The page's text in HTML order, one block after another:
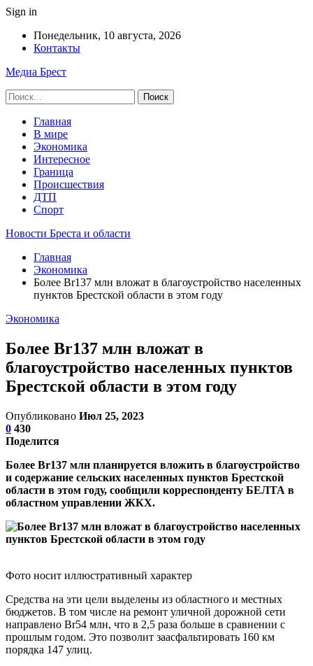
Sign in
Понедельник, 10 августа, 2026
Контакты
Медиа Брест
Главная
В мире
Экономика
Интересное
Граница
Происшествия
ДТП
Спорт
Новости Бреста и области
Главная
Экономика
Более Br137 млн вложат в благоустройство населенных
пунктов Брестской области в этом году
Экономика
Более Br137 млн вложат в
благоустройство населенных пунктов
Брестской области в этом году
Опубликовано Июл 25, 2023
0 430
Поделится
Более Br137 млн планируется вложить в благоустройство
и содержание сельских населенных пунктов Брестской
области в этом году, сообщили корреспонденту БЕЛТА в
областном управлении ЖКХ.
Фото носит иллюстративный характер
Средства на эти цели выделены из областного и местных
бюджетов. В том числе на ремонт уличной дорожной сети
направлено Br54 млн, что в 2,5 раза больше в сравнении с
прошлым годом. Это позволит заасфальтировать 160 км
порядка 147 улиц.